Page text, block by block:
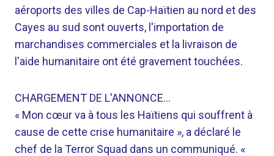
aéroports des villes de Cap-Haïtien au nord et des
Cayes au sud sont ouverts, l'importation de
marchandises commerciales et la livraison de
l'aide humanitaire ont été gravement touchées.
CHARGEMENT DE L'ANNONCE…
« Mon cœur va à tous les Haïtiens qui souffrent à
cause de cette crise humanitaire », a déclaré le
chef de la Terror Squad dans un communiqué. «